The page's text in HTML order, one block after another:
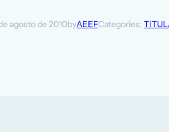
agosto de 2010byAEEFCategories: